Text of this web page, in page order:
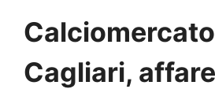
Calciomercato
Cagliari,